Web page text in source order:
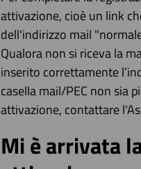
attivazione, cioè un link
dell'indirizzo mail
Qualora non si riceva la
inserito correttamente
casella mail/PEC non sia
attivazione, contattare
Mi è arrivata